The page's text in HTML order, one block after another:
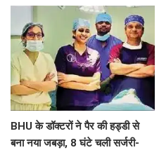
BHU के डॉक्टरों ने पैर की हड्डी से
बना नया जबड़ा, 8 घंटे चली सर्जरी-